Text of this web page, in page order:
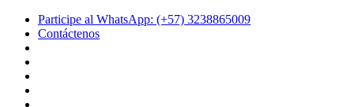
Participe al WhatsApp: (+57) 3238865009
Contáctenos